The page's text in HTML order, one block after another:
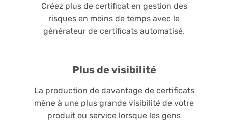
Créez plus de certificat en gestion des
risques en moins de temps avec le
générateur de certificats automatisé.
Plus de visibilité
La production de davantage de certificats
mène à une plus grande visibilité de votre
produit ou service lorsque les gens